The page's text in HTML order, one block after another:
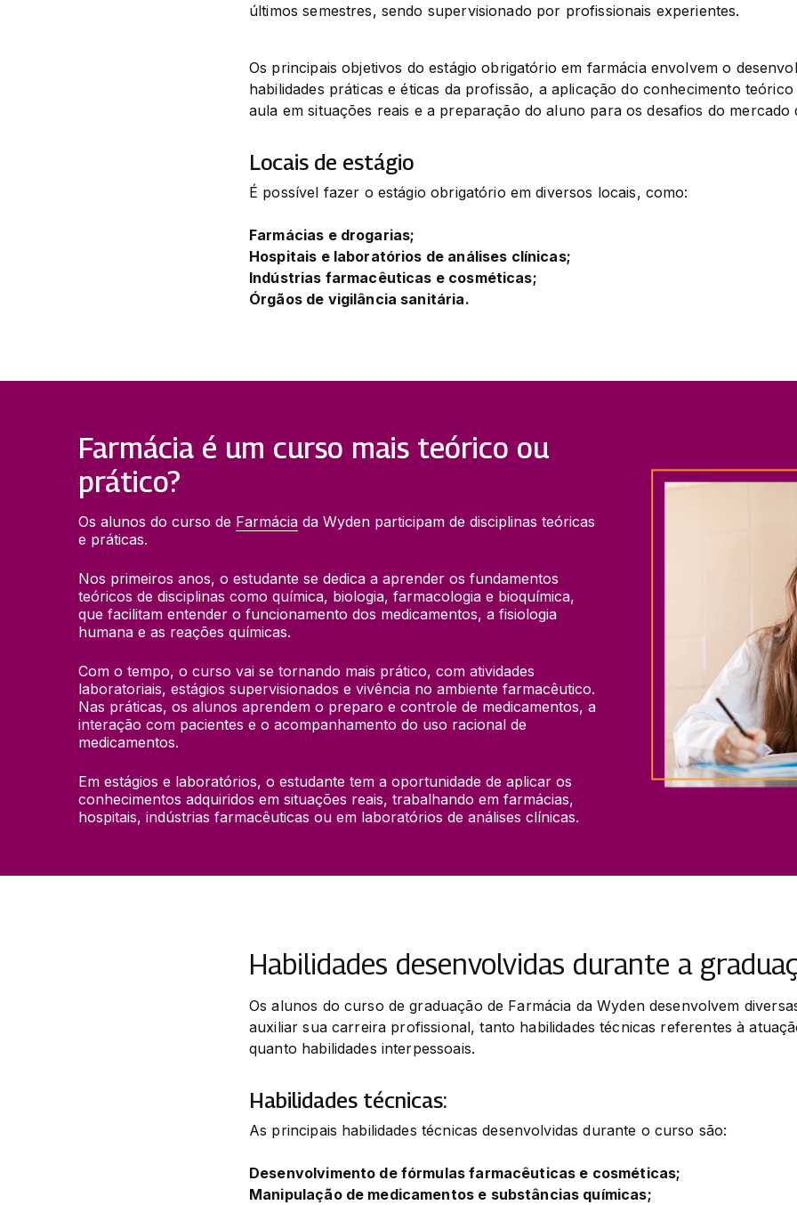
últimos semestres, sendo supervisionado por profissionais experientes.
Os principais objetivos do estágio obrigatório em farmácia envolvem o
habilidades práticas e éticas da profissão, a aplicação do conhecimento
aula em situações reais e a preparação do aluno para os desafios do mercado
Locais de estágio
É possível fazer o estágio obrigatório em diversos locais, como:
Farmácias e drogarias;
Hospitais e laboratórios de análises clínicas;
Indústrias farmacêuticas e cosméticas;
Órgãos de vigilância sanitária.
Farmácia é um curso mais teórico ou
prático?
Os alunos do curso de Farmácia da Wyden participam de disciplinas teóricas
e práticas.
Nos primeiros anos, o estudante se dedica a aprender os fundamentos
teóricos de disciplinas como química, biologia, farmacologia e bioquímica,
que facilitam entender o funcionamento dos medicamentos, a fisiologia
humana e as reações químicas.
Com o tempo, o curso vai se tornando mais prático, com atividades
laboratoriais, estágios supervisionados e vivência no ambiente farmacêutico.
Nas práticas, os alunos aprendem o preparo e controle de medicamentos, a
interação com pacientes e o acompanhamento do uso racional de
medicamentos.
Em estágios e laboratórios, o estudante tem a oportunidade de aplicar os
conhecimentos adquiridos em situações reais, trabalhando em farmácias,
hospitais, indústrias farmacêuticas ou em laboratórios de análises clínicas.
Habilidades desenvolvidas durante a
Os alunos do curso de graduação de Farmácia da Wyden desenvolvem
auxiliar sua carreira profissional, tanto habilidades técnicas referentes à
quanto habilidades interpessoais.
Habilidades técnicas:
As principais habilidades técnicas desenvolvidas durante o curso são:
Desenvolvimento de fórmulas farmacêuticas e cosméticas;
Manipulação de medicamentos e substâncias químicas;